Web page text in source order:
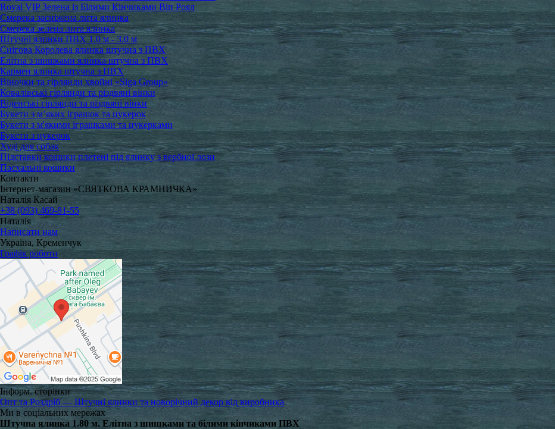
Royal VIP Зелена із Білими Кінчиками Віп Роял
Смерека засніжена лита ялинка
Смерека зелена лита ялинка
Штучні ялинки ПВХ 1.0 м - 3.0 м
Снігова Королева ялинка штучна з ПВХ
Елітна з шишками ялинка штучна з ПВХ
Кармен ялинка штучна з ПВХ
Віночки та гірлянди хвойні «Siga Group»
Ковалівські гірлянди та різдвяні вінки
Віденські гірлянди та різдвяні вінки
Букети з м’яких іграшок та цукерок
Букети з м'якими іграшками та цукерками
Букети з цукерок
Худі для собак
Підставки кошики плетені під ялинку з вербної лози
Пасхальні кошики
Контакти
Інтернет-магазин «СВЯТКОВА КРАМНИЧКА»
Наталія Касай
+38 (093) 469-81-55
Наталія
Написати нам
Україна, Кременчук
Графік роботи
Інформ. сторінки
Опт та Роздріб — Штучні ялинки та новорічний декор від виробника
Ми в соціальних мережах
Штучна ялинка 1.80 м. Елітна з шишками та білими кінчиками ПВХ